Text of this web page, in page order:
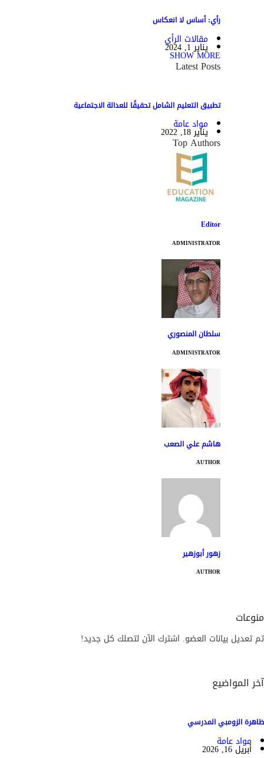
رأي: أساس لا انعكاس
مقالات الرأي
يناير 1, 2024
SHOW MORE
Latest Posts
تطبيق التعليم الشامل تحقيقًا للعدالة الاجتماعية
مواد عامة
يناير 18, 2022
Top Authors
Editor
ADMINISTRATOR
سلطان المنصوري
ADMINISTRATOR
هاشم علي الصعب
AUTHOR
زهور أبوزهير
AUTHOR
منوعات
تم تعديل بيانات العضو. اشترك الآن لتصلك كل جديد!
آخر المواضيع
ظاهرة الزومبي المدرسي
مواد عامة
أبريل 16, 2026